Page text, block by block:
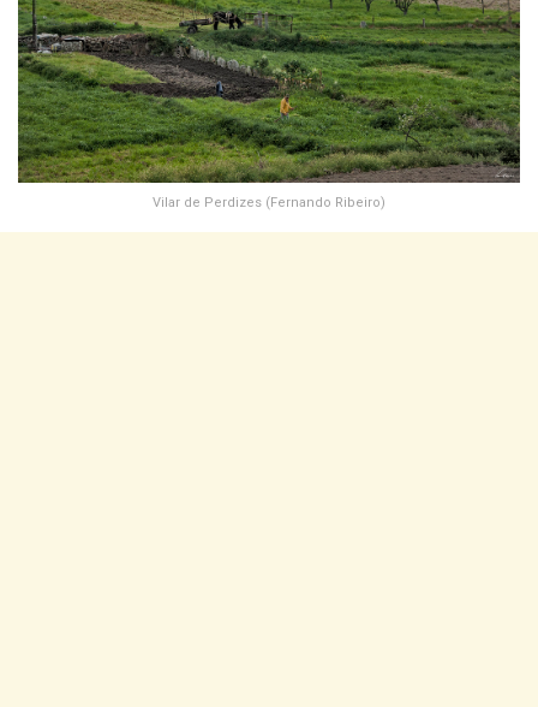
Vilar de Perdizes (Fernando Ribeiro)